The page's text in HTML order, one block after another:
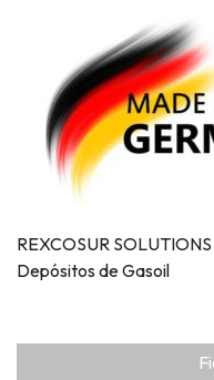
REXCOSUR
Depósitos de Gasoil